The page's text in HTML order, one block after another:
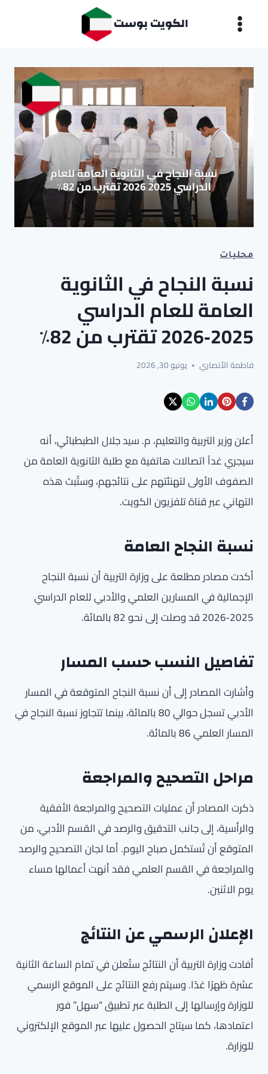
الكويت بوست
محليات
نسبة النجاح في الثانوية
العامة للعام الدراسي
2025‑2026 تقترب من 82٪
فاطمة الأنصاري يونيو 30, 2026
أعلن وزير التربية والتعليم، م. سيد جلال الطبطبائي، أنه
سيجري غداً اتصالات هاتفية مع طلبة الثانوية العامة من
الصفوف الأولى لتهنئتهم على نتائجهم، وستُبث هذه
التهاني عبر قناة تلفزيون الكويت.
نسبة النجاح العامة
أكدت مصادر مطلعة على وزارة التربية أن نسبة النجاح
الإجمالية في المسارين العلمي والأدبي للعام الدراسي
2025‑2026 قد وصلت إلى نحو 82 بالمائة.
تفاصيل النسب حسب المسار
وأشارت المصادر إلى أن نسبة النجاح المتوقعة في المسار
الأدبي تسجل حوالي 80 بالمائة، بينما تتجاوز نسبة النجاح في
المسار العلمي 86 بالمائة.
مراحل التصحيح والمراجعة
ذكرت المصادر أن عمليات التصحيح والمراجعة الأفقية
والرأسية، إلى جانب التدقيق والرصد في القسم الأدبي، من
المتوقع أن تُستكمل صباح اليوم. أما لجان التصحيح والرصد
والمراجعة في القسم العلمي فقد أنهت أعمالها مساء
يوم الاثنين.
الإعلان الرسمي عن النتائج
أفادت وزارة التربية أن النتائج ستُعلن في تمام الساعة الثانية
عشرة ظهرًا غدًا. وسيتم رفع النتائج على الموقع الرسمي
للوزارة وإرسالها إلى الطلبة عبر تطبيق “سهل” فور
اعتمادها، كما سيتاح الحصول عليها عبر الموقع الإلكتروني
للوزارة.